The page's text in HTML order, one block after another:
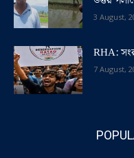
3 August,
RHA:
7 August,